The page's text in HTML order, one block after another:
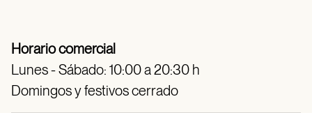
Horario comercial
Lunes - Sábado: 10:00 a 20:30 h
Domingos y festivos cerrado